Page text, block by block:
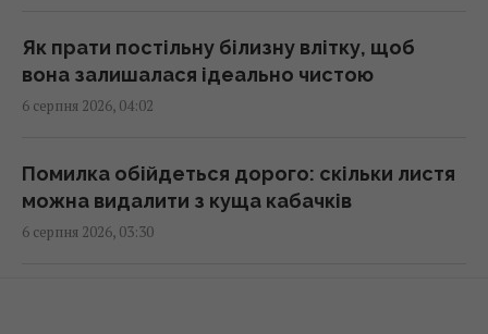
Перевірено поколіннями: 6 садових порад,
які досі залишаються актуальними
Розвідка США допомогла Україні
переломити хід війни, – Politico
Як прати постільну білизну влітку, щоб
вона залишалася ідеально чистою
6 серпня 2026, 04:02
Помилка обійдеться дорого: скільки листя
можна видалити з куща кабачків
6 серпня 2026, 03:30